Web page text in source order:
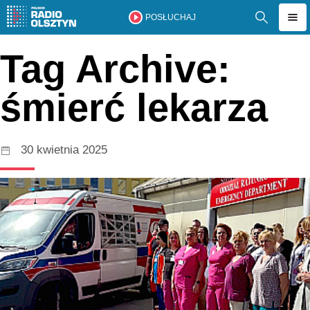
POSŁUCHAJ
Tag Archive:
śmierć lekarza
30 kwietnia 2025